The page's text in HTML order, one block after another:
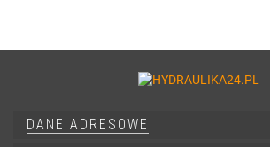
DANE ADRESOWE